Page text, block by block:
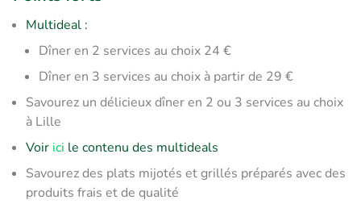
Multideal :
​Dîner en 2 services au choix 24 €
Dîner en 3 services au choix à partir de 29 €
Savourez un délicieux dîner en 2 ou 3 services au choix
à Lille
Voir ici le contenu des multideals
Savourez des plats mijotés et grillés préparés avec des
produits frais et de qualité